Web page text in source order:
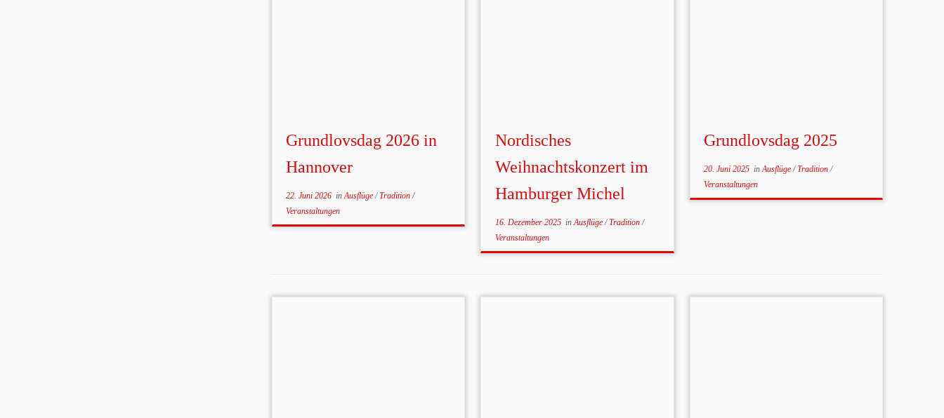
Grundlovsdag 2026 in
Hannover
22. Juni 2026 inAusflüge/Tradition/
Veranstaltungen
Nordisches
Weihnachtskonzert im
Hamburger Michel
16. Dezember 2025inAusflüge/Tradition/
Veranstaltungen
Grundlovsdag 2025
20. Juni 2025inAusflüge/Tradition/
Veranstaltungen